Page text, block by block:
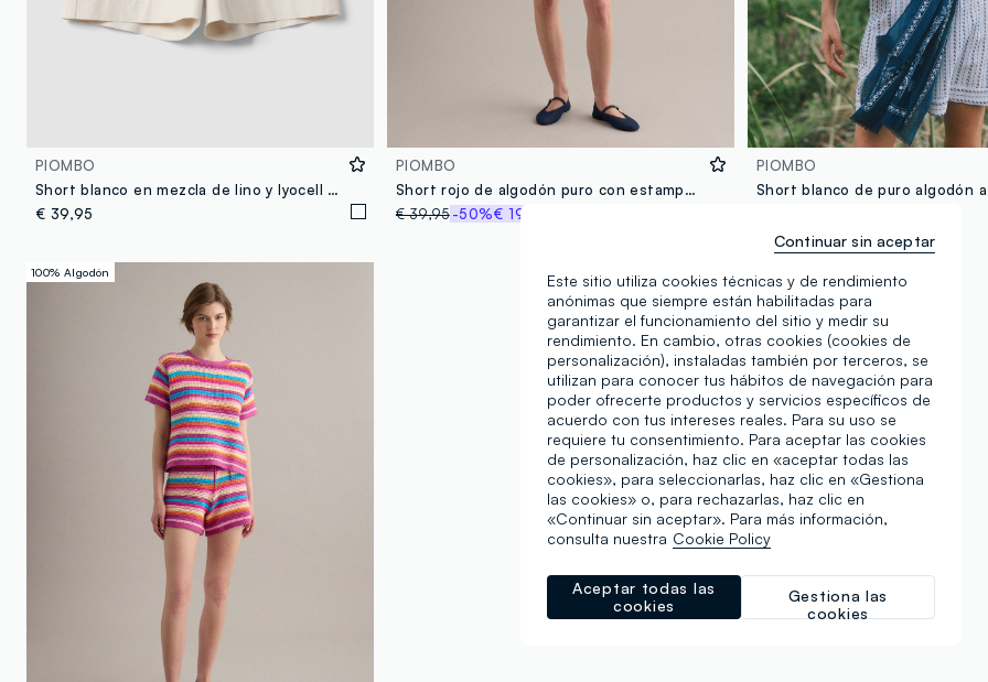
PIOMBO
Short blanco en mezcla de lino y lyocell con bordados a contraste, corte regular
€ 39,95
PIOMBO
Short rojo de algodón puro con estampado
€ 39,95-50%€ 19,97
PIOMBO
Short blanco de puro algodón a
100% Algodón
Este sitio utiliza cookies técnicas y de rendimiento
anónimas que siempre están habilitadas para
garantizar el funcionamiento del sitio y medir su
rendimiento. En cambio, otras cookies (cookies de
personalización), instaladas también por terceros, se
utilizan para conocer tus hábitos de navegación para
poder ofrecerte productos y servicios específicos de
acuerdo con tus intereses reales. Para su uso se
requiere tu consentimiento. Para aceptar las cookies
de personalización, haz clic en «aceptar todas las
cookies», para seleccionarlas, haz clic en «Gestiona
las cookies» o, para rechazarlas, haz clic en
«Continuar sin aceptar». Para más información,
consulta nuestra Cookie Policy
Gestiona las
cookies
Aceptar todas las
cookies
Continuar sin aceptar